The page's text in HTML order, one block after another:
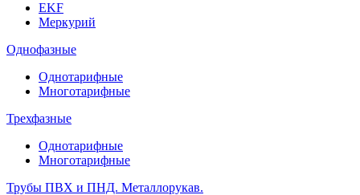
EKF
Меркурий
Однофазные
Однотарифные
Многотарифные
Трехфазные
Однотарифные
Многотарифные
Трубы ПВХ и ПНД. Металлорукав.